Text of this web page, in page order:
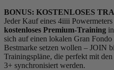
BONUS: KOSTENLOSES
Jeder Kauf eines 4iiii
kostenloses Premium-Training
sich auf einen lokalen Gran
Bestmarke setzen wollen – JOIN
Trainingspläne, die perfekt mit
3+ synchronisiert werden.